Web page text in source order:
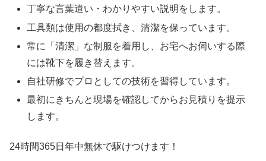
丁寧な言葉遣い・わかりやすい説明をします。
工具類は使用の都度拭き、清潔を保っています。
常に「清潔」な制服を着用し、お宅へお伺いする際
には靴下を履き替えます。
自社研修でプロとしての技術を習得しています。
最初にきちんと現場を確認してからお見積りを提示
します。
24時間365日 年中無休で駆けつけます！